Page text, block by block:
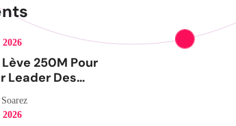
250M Pour
Leader Des